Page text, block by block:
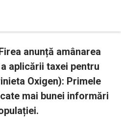
anunță amânarea
aplicării taxei pentru
Oxigen): Primele
mai bunei informări